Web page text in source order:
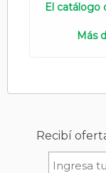
El catálogo
Más
Recibí